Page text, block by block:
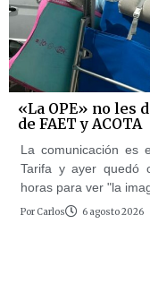
«La OPE» no les
de FAET y ACOTA
La comunicación es
Tarifa y ayer quedó
horas para ver "la
Por Carlos 6 agosto 2026